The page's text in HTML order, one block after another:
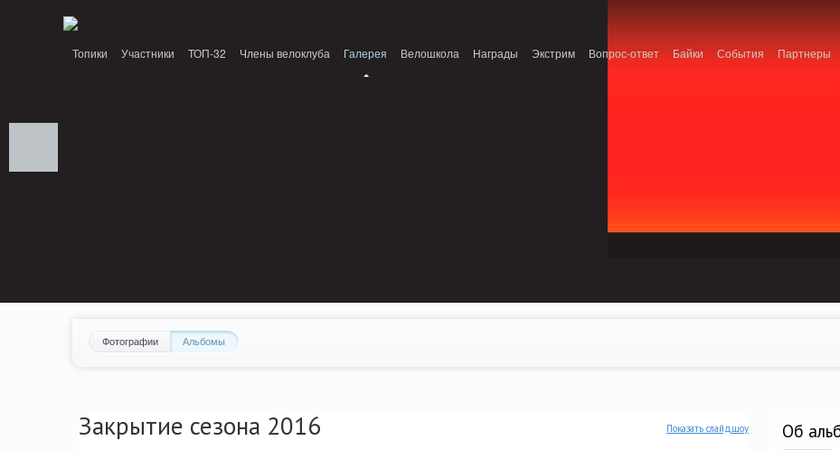
Топики Участники ТОП-32 Члены велоклуба Галерея Велошкола Награды Экстрим Вопрос-ответ Байки События Партнеры
Фотографии Альбомы
Об
Показать слайдшоу
Закрытие сезона 2016